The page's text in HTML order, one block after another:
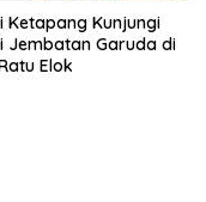
Ketapang Kunjungi
Jembatan Garuda di
Elok